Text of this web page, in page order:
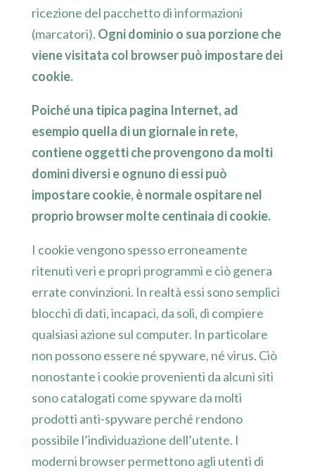
ricezione del pacchetto di informazioni
(marcatori). Ogni dominio o sua porzione che
viene visitata col browser può impostare dei
cookie.
Poiché una tipica pagina Internet, ad
esempio quella di un giornale in rete,
contiene oggetti che provengono da molti
domini diversi e ognuno di essi può
impostare cookie, è normale ospitare nel
proprio browser molte centinaia di cookie.
I cookie vengono spesso erroneamente
ritenuti veri e propri programmi e ciò genera
errate convinzioni. In realtà essi sono semplici
blocchi di dati, incapaci, da soli, di compiere
qualsiasi azione sul computer. In particolare
non possono essere né spyware, né virus. Ciò
nonostante i cookie provenienti da alcuni siti
sono catalogati come spyware da molti
prodotti anti-spyware perché rendono
possibile l’individuazione dell’utente. I
moderni browser permettono agli utenti di